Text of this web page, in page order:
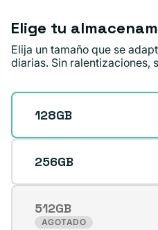
Elige tu
Elija un tamaño que se
diarias. Sin ralentizaciones,
128GB
256GB
512GB
AGOTADO
Variante